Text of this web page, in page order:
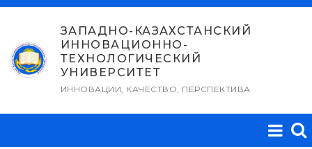
Перейти
содержимому
ЗАПАДНО-КАЗАХСТАНСКИЙ
ИННОВАЦИОННО-
ТЕХНОЛОГИЧЕСКИЙ
УНИВЕРСИТЕТ
ИННОВАЦИИ, КАЧЕСТВО, ПЕРСПЕКТИВА